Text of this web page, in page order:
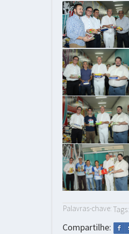
Palavras-chave: Tags:
Compartilhe: